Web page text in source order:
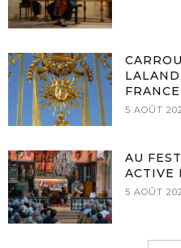
FRANCE
5 AOÛT
AU
ACTIVE
5 AOÛT